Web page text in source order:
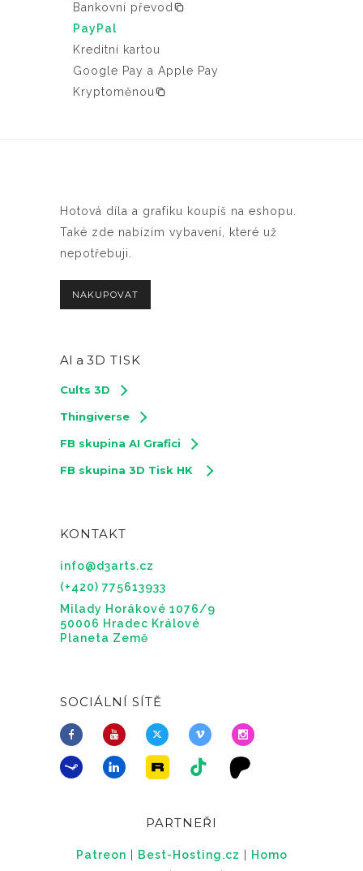
Bankovní převod
PayPal
Kreditní kartou
Google Pay a Apple Pay
Kryptoměnou
Hotová díla a grafiku koupíš na eshopu.
Také zde nabízím vybavení, které už
nepotřebuji.
NAKUPOVAT
AI a 3D TISK
Cults 3D
Thingiverse
FB skupina AI Grafici
FB skupina 3D Tisk HK
KONTAKT
info@d3arts.cz
(+420) 775613933
Milady Horákové 1076/9
50006 Hradec Králové
Planeta Země
SOCIÁLNÍ SÍTĚ
PARTNEŘI
Patreon Best-Hosting.cz
Homo